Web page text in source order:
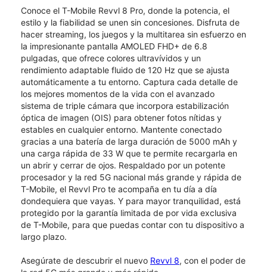
Conoce el T-Mobile Revvl 8 Pro, donde la potencia, el
estilo y la fiabilidad se unen sin concesiones.​​​​​​​ Disfruta de
hacer streaming, los juegos y la multitarea sin esfuerzo en
la impresionante pantalla AMOLED FHD+ de 6.8
pulgadas, que ofrece colores ultravívidos y un
rendimiento adaptable fluido de 120 Hz que se ajusta
automáticamente a tu entorno. Captura cada detalle de
los mejores momentos de la vida con el avanzado
sistema de triple cámara que incorpora estabilización
óptica de imagen (OIS) para obtener fotos nítidas y
estables en cualquier entorno. Mantente conectado
gracias a una batería de larga duración de 5000 mAh y
una carga rápida de 33 W que te permite recargarla en
un abrir y cerrar de ojos. Respaldado por un potente
procesador y la red 5G nacional más grande y rápida de
T-Mobile, el Revvl Pro te acompaña en tu día a día
dondequiera que vayas. Y para mayor tranquilidad, está
protegido por la garantía limitada de por vida exclusiva
de T-Mobile, para que puedas contar con tu dispositivo a
largo plazo.
Asegúrate de descubrir el nuevo Revvl 8, con el poder de